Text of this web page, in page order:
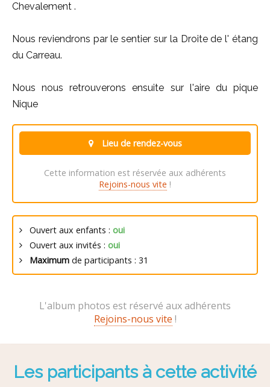
Chevalement .
Nous reviendrons par le sentier sur la Droite de l' étang
du Carreau.
Nous nous retrouverons ensuite sur l'aire du pique
Nique
Lieu de rendez-vous
Cette information est réservée aux adhérents
Rejoins-nous vite !
Ouvert aux enfants : oui
Ouvert aux invités : oui
Maximum de participants : 31
L'album photos est réservé aux adhérents
Rejoins-nous vite !
Les participants à cette activité